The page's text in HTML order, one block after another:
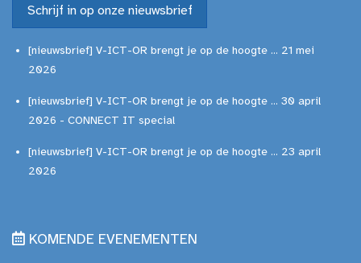
Schrijf in op onze nieuwsbrief
[nieuwsbrief] V-ICT-OR brengt je op de hoogte ... 21 mei
2026
[nieuwsbrief] V-ICT-OR brengt je op de hoogte ... 30 april
2026 - CONNECT IT special
[nieuwsbrief] V-ICT-OR brengt je op de hoogte ... 23 april
2026
KOMENDE EVENEMENTEN